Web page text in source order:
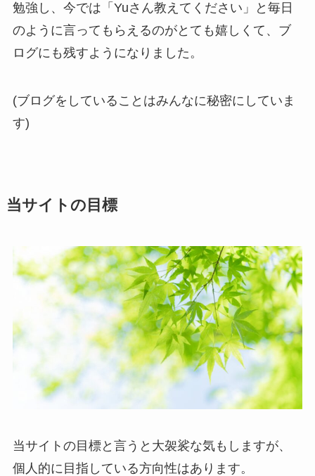
勉強し、今では「Yuさん教えてください」と毎日
のように言ってもらえるのがとても嬉しくて、ブ
ログにも残すようになりました。
(ブログをしていることはみんなに秘密にしていま
す)
当サイトの目標
当サイトの目標と言うと大袈裟な気もしますが、
個人的に目指している方向性はあります。